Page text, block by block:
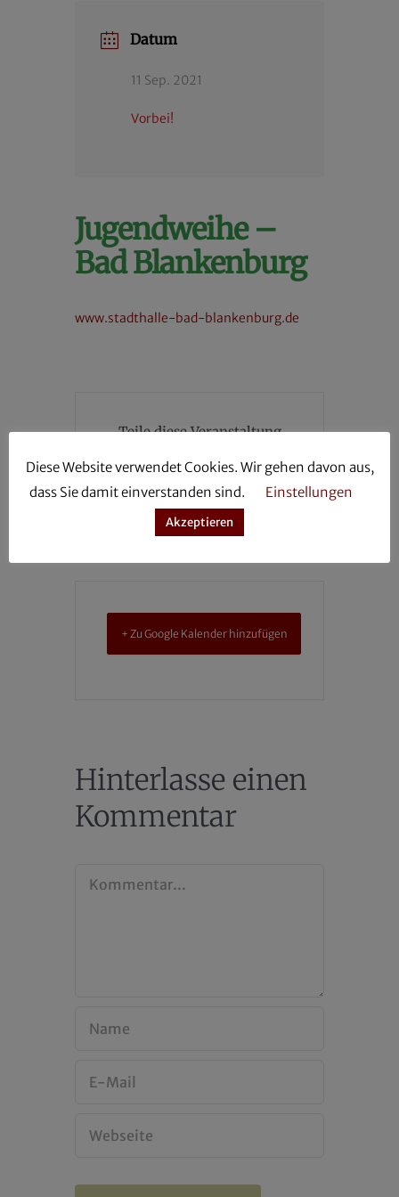
Datum
11 Sep. 2021
Vorbei!
Jugendweihe –
Bad Blankenburg
www.stadthalle-bad-blankenburg.de
Teile diese Veranstaltung
+ Zu Google Kalender hinzufügen
Hinterlasse einen
Kommentar
Kommentar
Diese Website verwendet Cookies. Wir gehen davon aus,
dass Sie damit einverstanden sind.
Einstellungen
Akzeptieren